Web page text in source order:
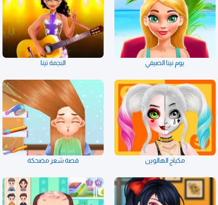
يوم نينا الصيفي النجمة تينا
مكياج الهالوين قصة شعر مضحكة